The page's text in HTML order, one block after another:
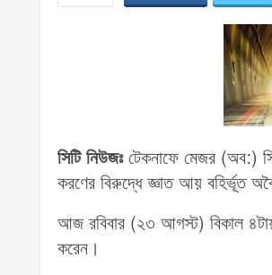
সিটি নিউজঃটেকনাফে মেজর (অব:)
করণের বিরুদ্ধে জ্ঞাত আয় বহির্ভূত
আজ রবিবার (২৩ আগস্ট) বিকাল ৪টায়
করেন।